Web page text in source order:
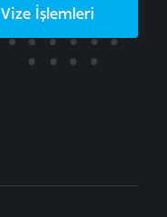
Vize İşlemleri